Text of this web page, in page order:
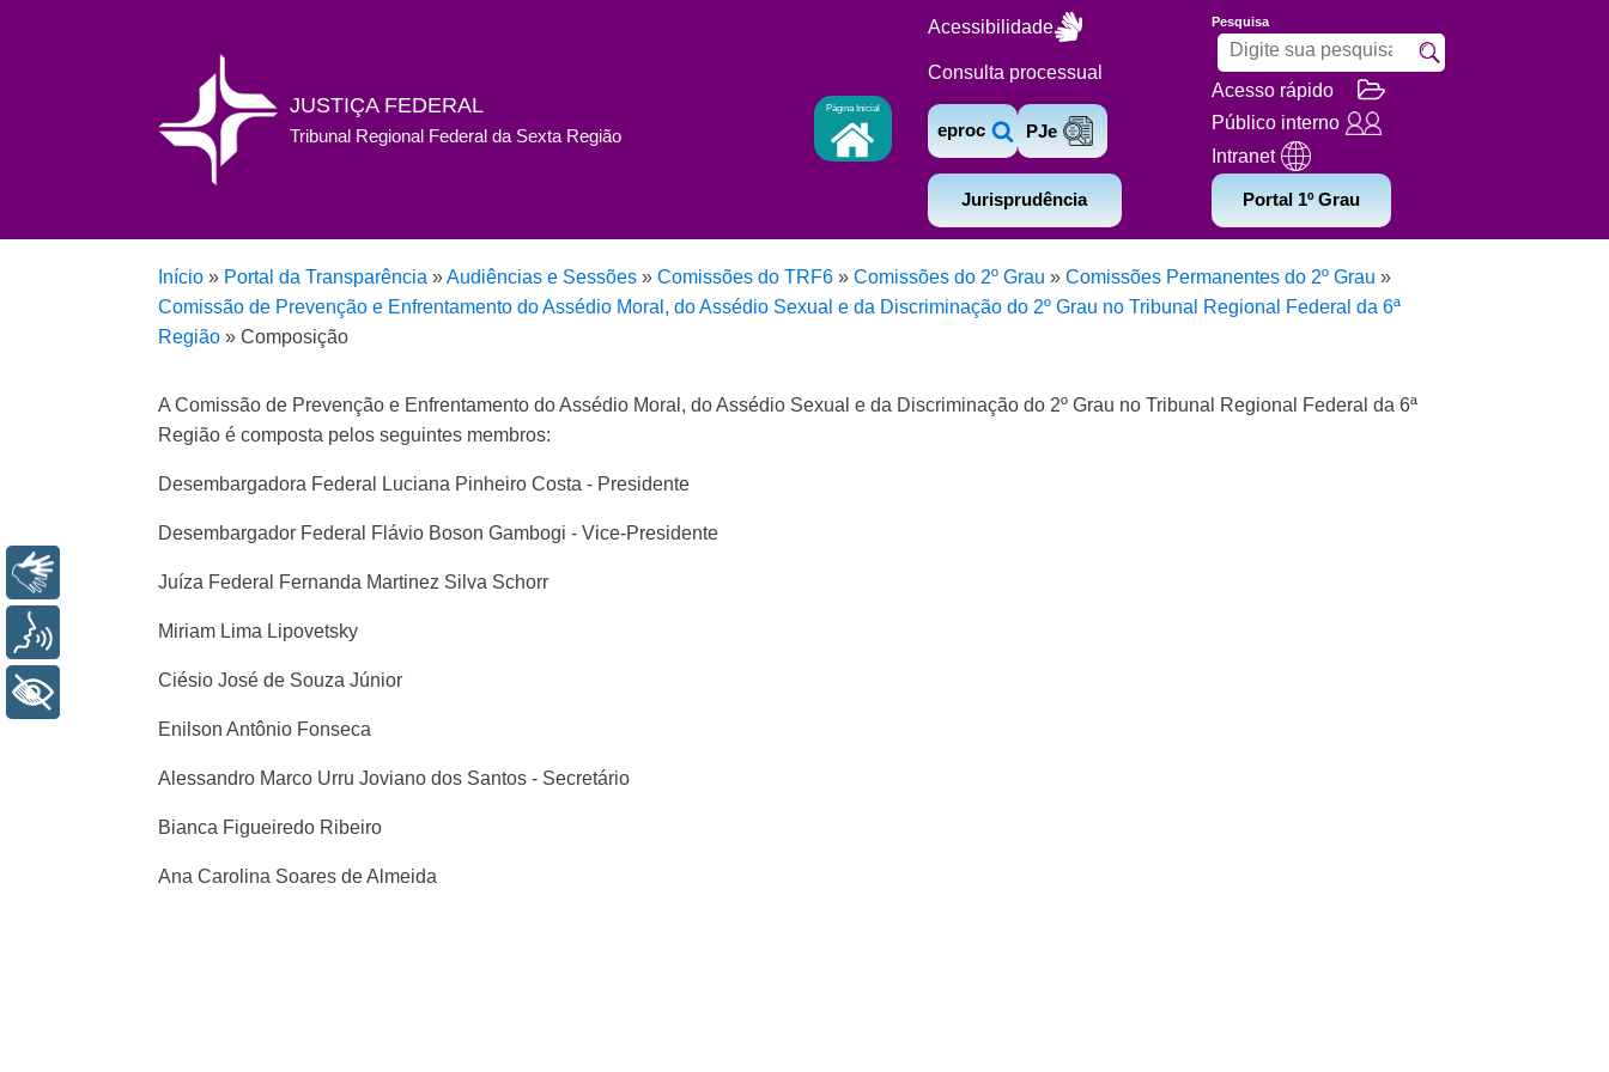
JUSTIÇA FEDERAL
Tribunal Regional Federal da Sexta Região
Página Inicial
Acessibilidade
Consulta processual
eproc PJe
Jurisprudência
Pesquisa
Acesso rápido
Público interno
Intranet
Portal 1º Grau
Início » Portal da Transparência »Audiências e Sessões » Comissões do TRF6 » Comissões do 2º Grau » Comissões Permanentes do 2º Grau »
Comissão de Prevenção e Enfrentamento do Assédio Moral, do Assédio Sexual e da Discriminação do 2º Grau no Tribunal Regional Federal da 6ª
Região » Composição
A Comissão de Prevenção e Enfrentamento do Assédio Moral, do Assédio Sexual e da Discriminação do 2º Grau no Tribunal Regional Federal da 6ª
Região é composta pelos seguintes membros:
Desembargadora Federal Luciana Pinheiro Costa - Presidente
Desembargador Federal Flávio Boson Gambogi - Vice-Presidente
Juíza Federal Fernanda Martinez Silva Schorr
Miriam Lima Lipovetsky
Ciésio José de Souza Júnior
Enilson Antônio Fonseca
Alessandro Marco Urru Joviano dos Santos - Secretário
Bianca Figueiredo Ribeiro
Ana Carolina Soares de Almeida
+ Acessibilidade